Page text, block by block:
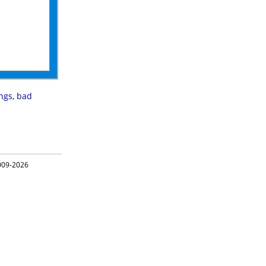
, bad
2026